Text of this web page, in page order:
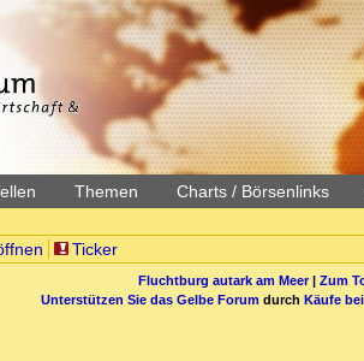
Themen Charts / Börsenlinks
Ticker
Fluchtburg autark am Meer| Zum
Unterstützen Sie das Gelbe Forum durch Käufe